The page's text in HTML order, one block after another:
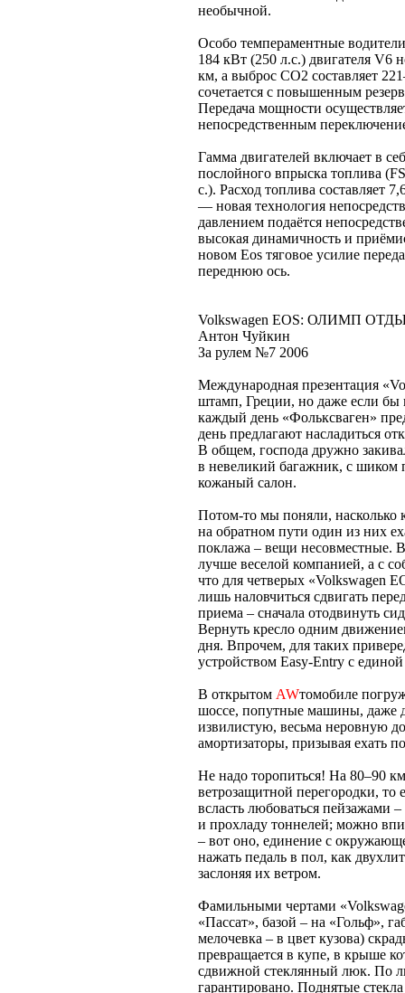
необычной.
Особо темпераментные
184 кВт (250 л.с.) двигателя V6
км, а выброс CO2 составляет
сочетается с повышенным
Передача мощности
непосредственным
Гамма двигателей включает в
послойного впрыска топлива
с.). Расход топлива
— новая технология
давлением подаётся
высокая динамичность и
новом Eos тяговое усилие
переднюю ось.
Volkswagen EOS: ОЛИМП
Антон Чуйкин
За рулем №7 2006
Международная презентация
штамп, Греции, но даже если бы
каждый день «Фольксваген»
день предлагают насладиться
В общем, господа дружно
в невеликий багажник, с шиком
кожаный салон.
Потом-то мы поняли, насколько
на обратном пути один из них
поклажа – вещи несовместные.
лучше веселой компанией, а с
что для четверых «Volkswagen
лишь наловчиться сдвигать
приема – сначала отодвинуть
Вернуть кресло одним
дня. Впрочем, для таких
устройством Easy-Entry c
В открытом AWтомобиле
шоссе, попутные машины, даже
извилистую, весьма неровную
амортизаторы, призывая ехать
Не надо торопиться! На 80–90
ветрозащитной перегородки,
всласть любоваться пейзажами
и прохладу тоннелей; можно
– вот оно, единение с
нажать педаль в пол, как
заслоняя их ветром.
Фамильными чертами
«Пассат», базой – на «Гольф»,
мелочевка – в цвет кузова)
превращается в купе, в крыше
сдвижной стеклянный люк. По
гарантировано. Поднятые